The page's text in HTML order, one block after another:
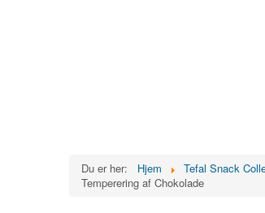
Du er her: Hjem Tefal Snack
Temperering af Chokolade